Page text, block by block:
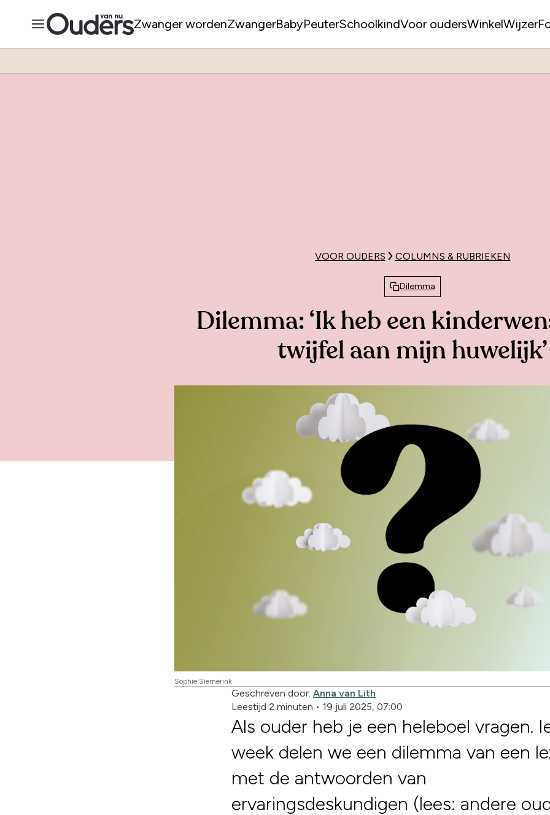
Zwanger wordenZwangerBabyPeuterSchoolkindVoor oudersWinkelWijzer
VOOR OUDERS COLUMNS & RUBRIEKEN
Dilemma
Dilemma: ‘Ik heb een
twijfel aan mijn huwelijk’
Sophie Siemerink
Geschreven door: Anna van Lith
Leestijd 2 minuten • 19 juli 2025, 07:00
Als ouder heb je een heleboel vragen.
week delen we een dilemma van een
met de antwoorden van
ervaringsdeskundigen (lees: andere